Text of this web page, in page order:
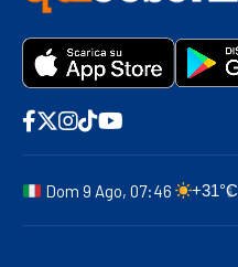
Dom 9 Ago, 07:46 +31°C